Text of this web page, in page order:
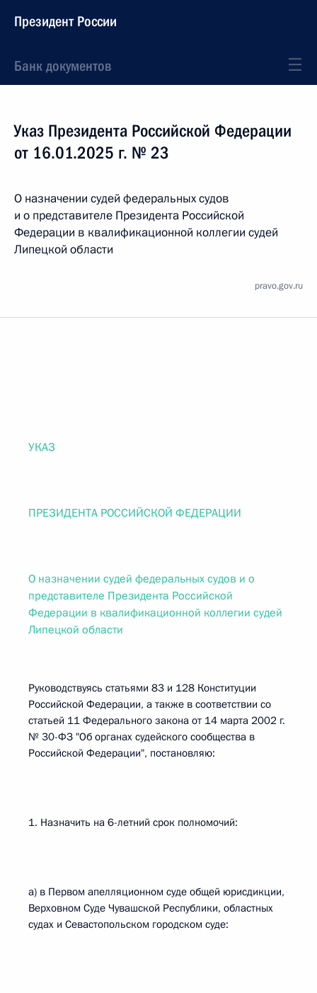
Президент России
Банк документов
Указ Президента Российской Федерации
от 16.01.2025 г. № 23
О назначении судей федеральных судов
и о представителе Президента Российской
Федерации в квалификационной коллегии судей
Липецкой области
pravo.gov.ru
УКАЗ
ПРЕЗИДЕНТА РОССИЙСКОЙ ФЕДЕРАЦИИ
О назначении судей федеральных судов и о
представителе Президента Российской
Федерации в квалификационной коллегии судей
Липецкой области
Руководствуясь статьями 83 и 128 Конституции
Российской Федерации, а также в соответствии со
статьей 11 Федерального закона от 14 марта 2002 г.
№ 30-ФЗ "Об органах судейского сообщества в
Российской Федерации", постановляю:
1. Назначить на 6-летний срок полномочий:
а) в Первом апелляционном суде общей юрисдикции,
Верховном Суде Чувашской Республики, областных
судах и Севастопольском городском суде: